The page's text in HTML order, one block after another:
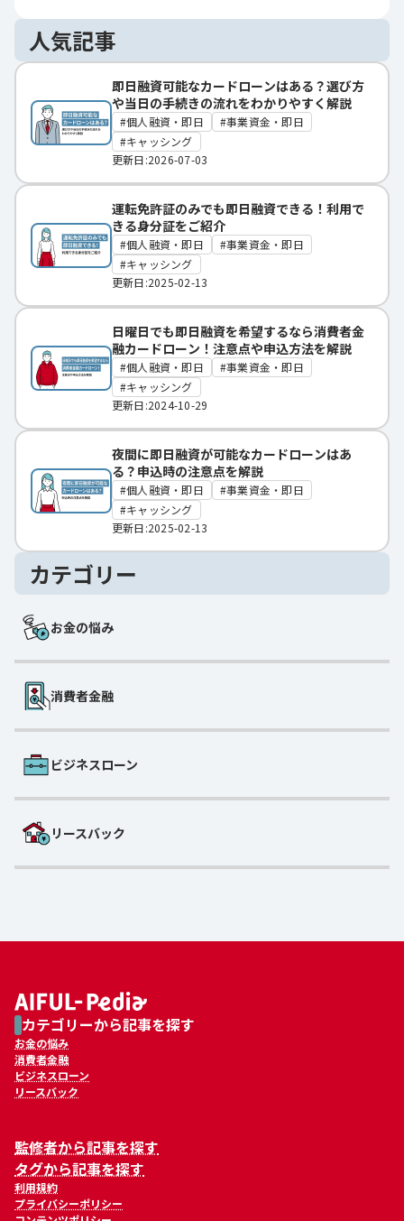
人気記事
即日融資可能なカードローンはある？選び方
や当日の手続きの流れをわかりやすく解説
個人融資・即日
事業資金・即日
キャッシング
更新日:2026-07-03
運転免許証のみでも即日融資できる！利用で
きる身分証をご紹介
個人融資・即日
事業資金・即日
キャッシング
更新日:2025-02-13
日曜日でも即日融資を希望するなら消費者金
融カードローン！注意点や申込方法を解説
個人融資・即日
事業資金・即日
キャッシング
更新日:2024-10-29
夜間に即日融資が可能なカードローンはあ
る？申込時の注意点を解説
個人融資・即日
事業資金・即日
キャッシング
更新日:2025-02-13
カテゴリー
お金の悩み
消費者金融
ビジネスローン
リースバック
カテゴリーから記事を探す
お金の悩み
消費者金融
ビジネスローン
リースバック
監修者から記事を探す
タグから記事を探す
利用規約
プライバシーポリシー